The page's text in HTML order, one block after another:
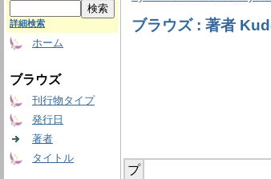
詳細検索
ホーム
ブラウズ
刊行物タイプ
発行日
著者
タイトル
ブラウズ : 著者
プ